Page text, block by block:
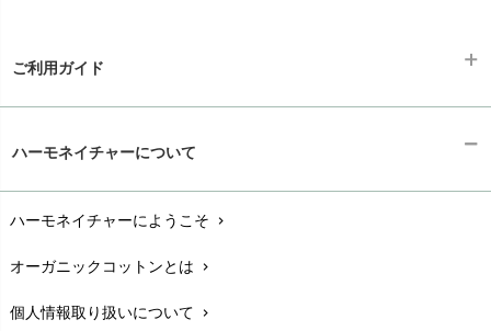
ご利用ガイド
配送と送料chevron_right
在庫状況と発送予定chevron_right
サイズ・寸法chevron_right
ハーモネイチャーについて
ハーモネイチャーにようこそ chevron_right
オーガニックコットンとは chevron_right
個人情報取り扱いについて chevron_right